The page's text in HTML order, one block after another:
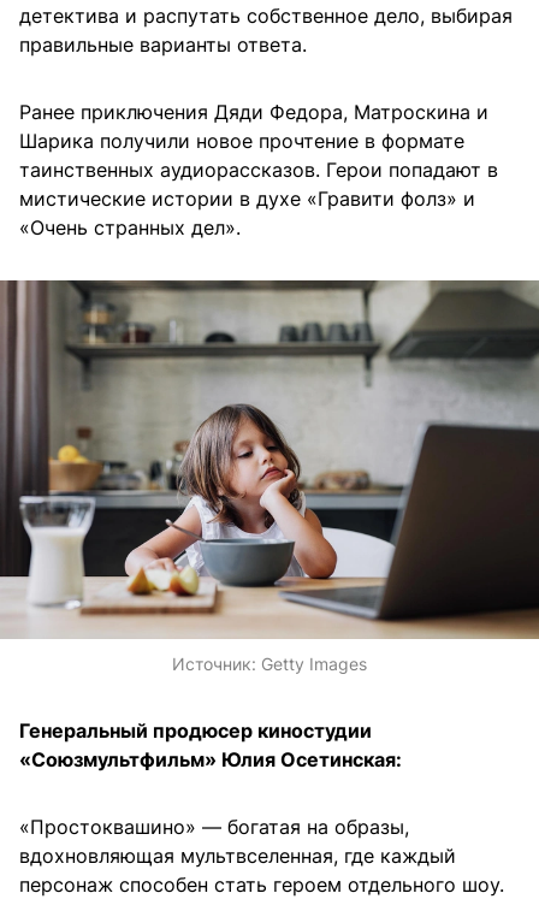
детектива и распутать собственное дело, выбирая
правильные варианты ответа.
Ранее приключения Дяди Федора, Матроскина и
Шарика получили новое прочтение в формате
таинственных аудиорассказов. Герои попадают в
мистические истории в духе «Гравити фолз» и
«Очень странных дел».
Источник: Getty Images
Генеральный продюсер киностудии
«Союзмультфильм» Юлия Осетинская:
«Простоквашино» — богатая на образы,
вдохновляющая мультвселенная, где каждый
персонаж способен стать героем отдельного шоу.